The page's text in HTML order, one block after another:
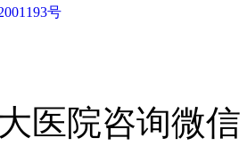
号
医院咨询微信